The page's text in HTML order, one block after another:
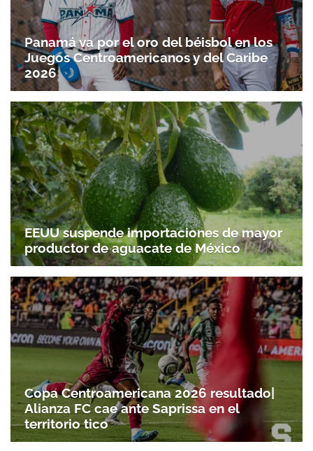
Panamá va por el oro del béisbol en los
Juegos Centroamericanos y del Caribe
2026
EEUU suspende importaciones de mayor
productor de aguacate de México
Copa Centroamericana 2026 resultado|
Alianza FC cae ante Saprissa en el
territorio tico